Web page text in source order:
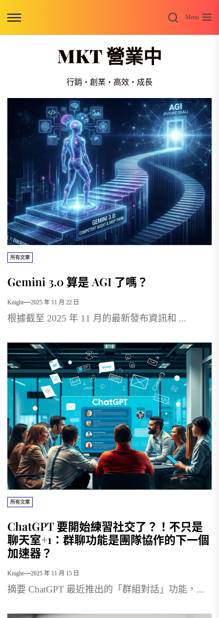
SearchMenu
MKT 營業中
行銷・創業・高效・成長
所有文章
Gemini 3.0 算是 AGI 了嗎？
Knight 2025 年 11 月 22 日
根據截至 2025 年 11 月的最新發布資訊和 ...
所有文章
ChatGPT 要開始練習社交了？！不只是
聊天室+1：群聊功能是團隊協作的下一個
加速器？
Knight 2025 年 11 月 15 日
摘要 ChatGPT 最近推出的「群組對話」功能，...